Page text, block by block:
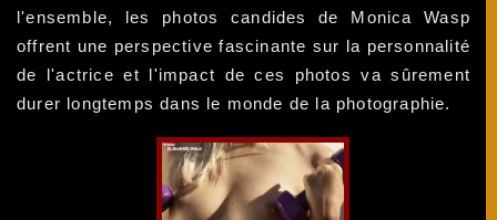
l'ensemble, les photos candides de Monica Wasp
offrent une perspective fascinante sur la personnalité
de l'actrice et l'impact de ces photos va sûrement
durer longtemps dans le monde de la photographie.